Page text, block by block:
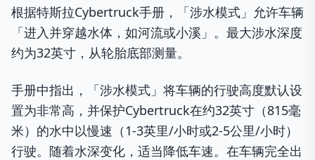
根据特斯拉Cybertruck手册，「涉水模式」允许车辆
「进入并穿越水体，如河流或小溪」。最大涉水深度
约为32英寸，从轮胎底部测量。
手册中指出，「涉水模式」将车辆的行驶高度默认设
置为非常高，并保护Cybertruck在约32英寸（815毫
米）的水中以慢速（1-3英里/小时或2-5公里/小时）
行驶。随着水深变化，适当降低车速。在车辆完全出